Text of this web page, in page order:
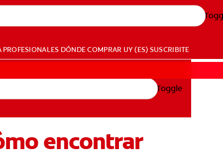
PROFESIONALES DÓNDE COMPRAR UY (ES) SUSCRIBITE
Toggle
encontrar